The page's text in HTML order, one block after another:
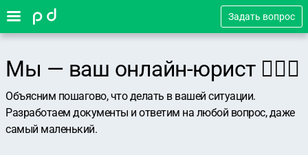
Задать вопрос
Мы — ваш онлайн-юрист 👨🏻‍⚖️
Объясним пошагово, что делать в вашей ситуации.
Разработаем документы и ответим на любой вопрос, даже
самый маленький.